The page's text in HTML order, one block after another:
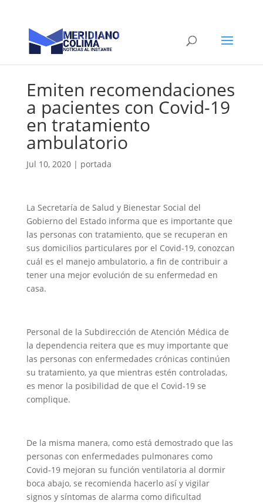
Emiten recomendaciones
a pacientes con Covid-19
en tratamiento
ambulatorio
Jul 10, 2020| portada
La Secretaría de Salud y Bienestar Social del
Gobierno del Estado informa que es importante que
las personas con tratamiento, que se recuperan en
sus domicilios particulares por el Covid-19, conozcan
cuál es el manejo ambulatorio, a fin de contribuir a
tener una mejor evolución de su enfermedad en
casa.
Personal de la Subdirección de Atención Médica de
la dependencia reitera que es muy importante que
las personas con enfermedades crónicas continúen
su tratamiento, ya que mientras estén controladas,
es menor la posibilidad de que el Covid-19 se
complique.
De la misma manera, como está demostrado que las
personas con enfermedades pulmonares como
Covid-19 mejoran su función ventilatoria al dormir
boca abajo, se recomienda hacerlo así y vigilar
signos y síntomas de alarma como dificultad